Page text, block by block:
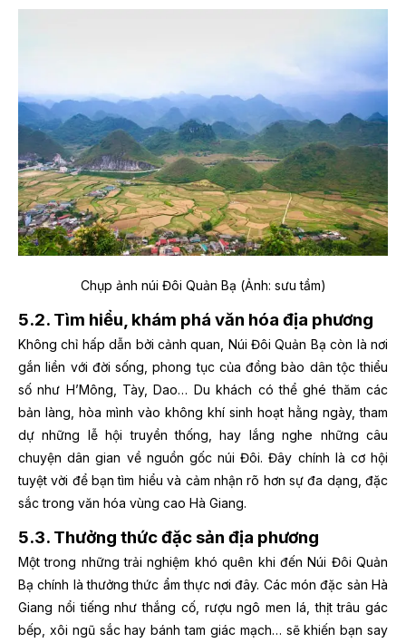
Chụp ảnh núi Đôi Quản Bạ (Ảnh: sưu tầm)
5.2. Tìm hiểu, khám phá văn hóa địa phương
Không chỉ hấp dẫn bởi cảnh quan, Núi Đôi Quản Bạ còn là nơi
gắn liền với đời sống, phong tục của đồng bào dân tộc thiểu
số như H’Mông, Tày, Dao… Du khách có thể ghé thăm các
bản làng, hòa mình vào không khí sinh hoạt hằng ngày, tham
dự những lễ hội truyền thống, hay lắng nghe những câu
chuyện dân gian về nguồn gốc núi Đôi. Đây chính là cơ hội
tuyệt vời để bạn tìm hiểu và cảm nhận rõ hơn sự đa dạng, đặc
sắc trong văn hóa vùng cao Hà Giang.
5.3. Thưởng thức đặc sản địa phương
Một trong những trải nghiệm khó quên khi đến Núi Đôi Quản
Bạ chính là thưởng thức ẩm thực nơi đây. Các món đặc sản Hà
Giang nổi tiếng như thắng cố, rượu ngô men lá, thịt trâu gác
bếp, xôi ngũ sắc hay bánh tam giác mạch… sẽ khiến bạn say